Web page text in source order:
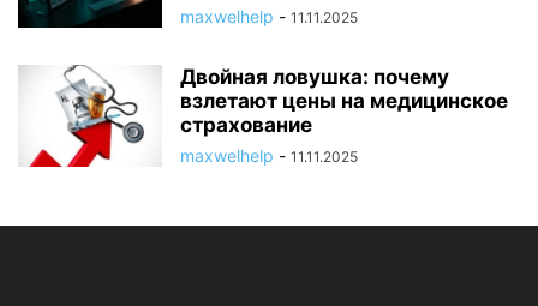
maxwelhelp - 11.11.2025
Двойная ловушка: почему
взлетают цены на медицинское
страхование
maxwelhelp - 11.11.2025